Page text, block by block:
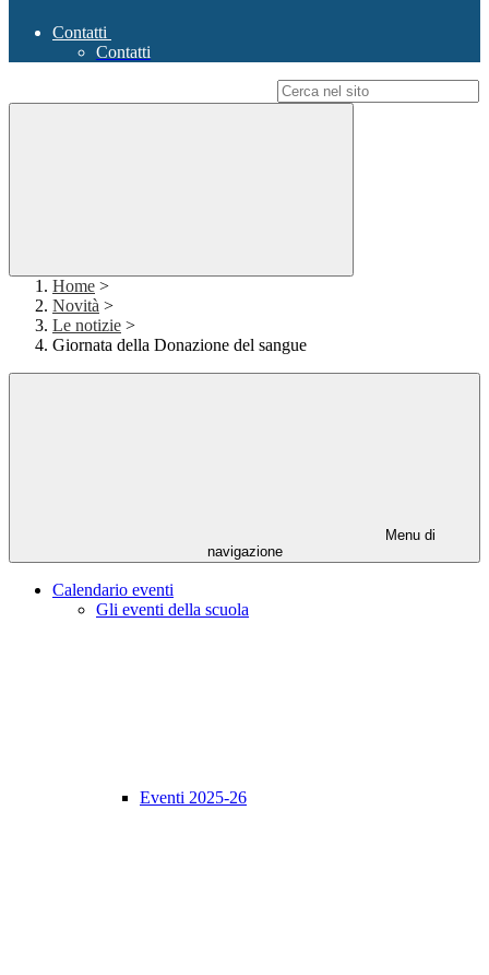
Contatti
Contatti
Home >
Novità >
Le notizie >
Giornata della Donazione del sangue
Menu di
navigazione
Calendario eventi
Gli eventi della scuola
Eventi 2025-26